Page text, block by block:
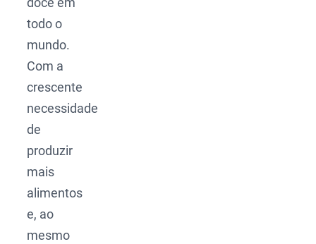
todo o
mundo.
Com a
crescente
necessidade
de
produzir
mais
alimentos
e, ao
mesmo